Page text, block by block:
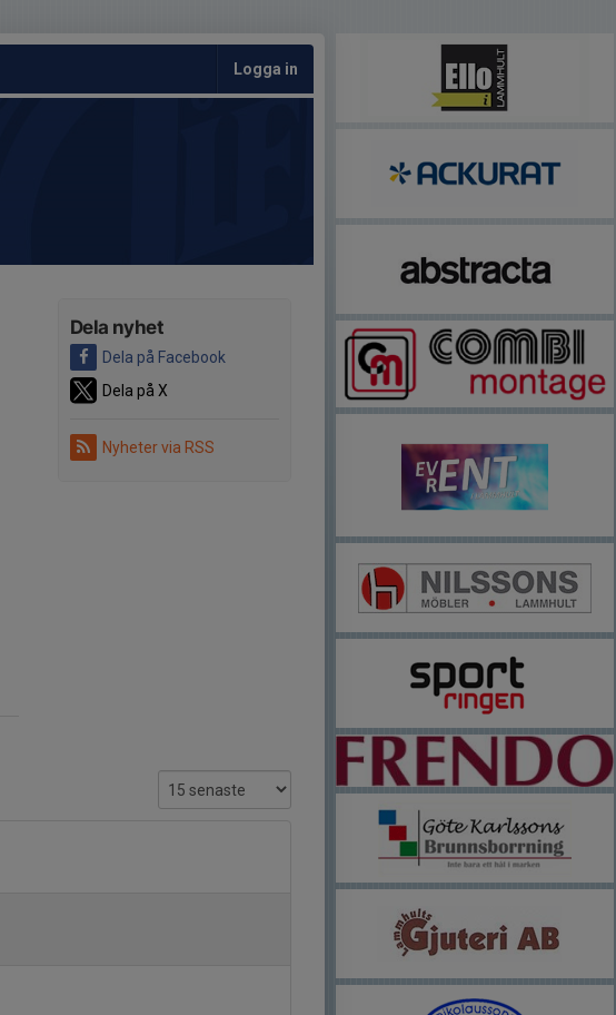
Logga in
Dela nyhet
Dela på Facebook
Dela på X
Nyheter via RSS